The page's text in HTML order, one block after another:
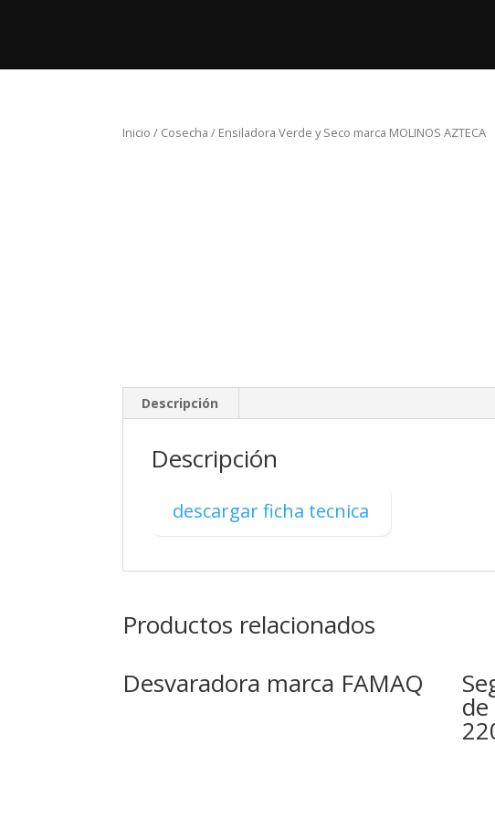
Inicio / Cosecha / Ensiladora Verde y Seco marca MOLINOS AZTECA
Descripción
Descripción
descargar ficha tecnica
Productos relacionados
Desvaradora marca FAMAQ